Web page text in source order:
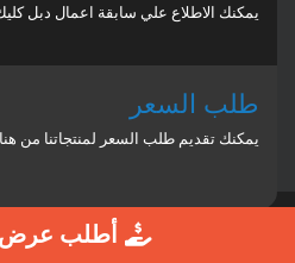
أطلب عرض
يمكنك الاطلاع علي سابقة اعمال دبل
طلب السعر
يمكنك تقديم طلب السعر لمنتجاتنا من هنا
Terms Of Use